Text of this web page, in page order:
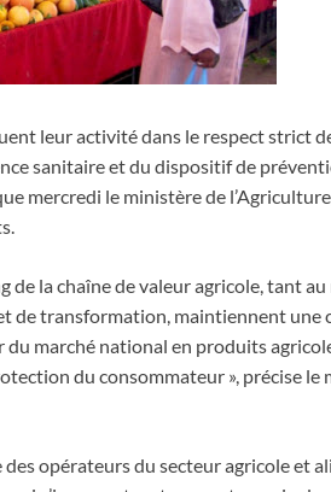
leur activité dans le respect strict
sanitaire et du dispositif de
mercredi le ministère de
la chaîne de valeur agricole, tant au
de transformation, maintiennent une
marché national en produits
du consommateur », précise le
des opérateurs du secteur agricole et